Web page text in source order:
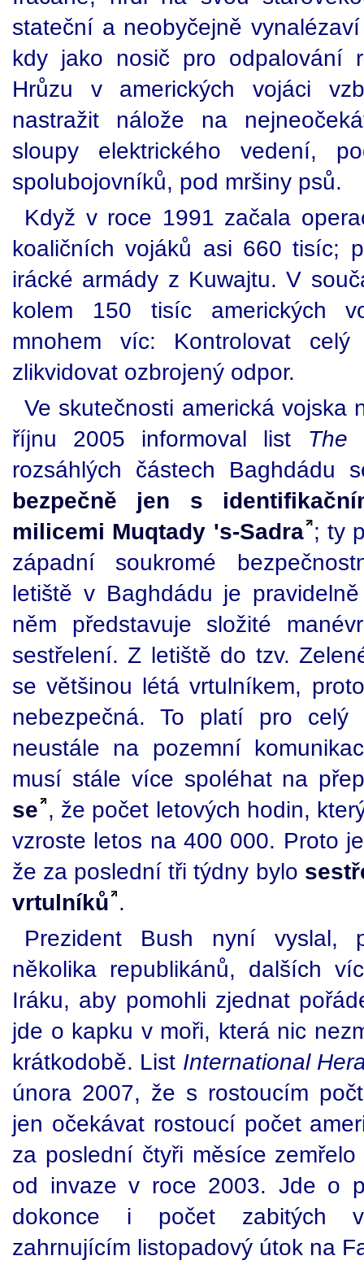
stateční a neobyčejně
kdy jako nosič pro odpalování
Hrůzu v amerických vojáci
nastražit nálože na
sloupy elektrického vedení,
spolubojovníků, pod mršiny psů.
Když v roce 1991 začala
koaličních vojáků asi 660 tisíc;
irácké armády z Kuwajtu. V
kolem 150 tisíc amerických
mnohem víc: Kontrolovat
zlikvidovat ozbrojený odpor.
Ve skutečnosti americká vojska
říjnu 2005 informoval list The
rozsáhlých částech Baghdádu
bezpečně jen s
milicemi Muqtady 's-Sadra ; ty
západní soukromé
letiště v Baghdádu je
něm představuje složité
sestřelení. Z letiště do tzv.
se většinou létá vrtulníkem,
nebezpečná. To platí pro
neustále na pozemní
musí stále více spoléhat na
se , že počet letových hodin,
vzroste letos na 400 000. Proto
že za poslední tři týdny bylo
vrtulníků .
Prezident Bush nyní vyslal,
několika republikánů, dalších
Iráku, aby pomohli zjednat
jde o kapku v moři, která nic
krátkodobě. List International
února 2007, že s rostoucím
jen očekávat rostoucí počet
za poslední čtyři měsíce
od invaze v roce 2003. Jde o
dokonce i počet zabitých
zahrnujícím listopadový útok na